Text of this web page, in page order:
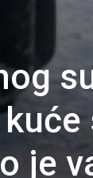
je